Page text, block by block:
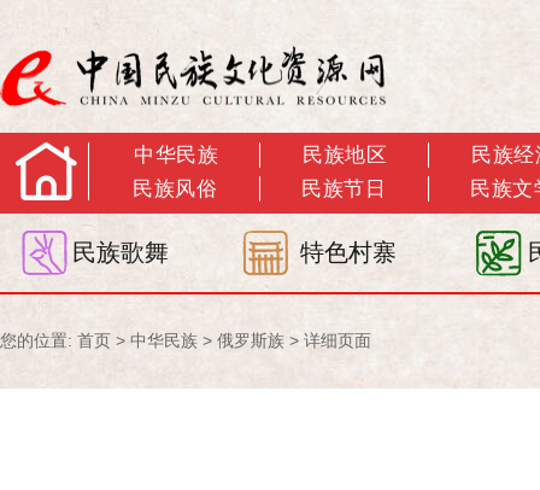
中华民族 民族地区
民族经
民族风俗
民族节日 民族文
民族歌舞 特色村寨
您的位置: 首页 > 中华民族 > 俄罗斯族 > 详细页面